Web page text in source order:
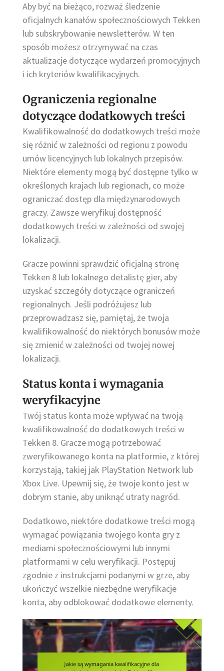
Aby być na bieżąco, rozważ śledzenie
oficjalnych kanałów społecznościowych Tekken
lub subskrybowanie newsletterów. W ten
sposób możesz otrzymywać na czas
aktualizacje dotyczące wydarzeń promocyjnych
i ich kryteriów kwalifikacyjnych.
Ograniczenia regionalne
dotyczące dodatkowych treści
Kwalifikowalność do dodatkowych treści może
się różnić w zależności od regionu z powodu
umów licencyjnych lub lokalnych przepisów.
Niektóre elementy mogą być dostępne tylko w
określonych krajach lub regionach, co może
ograniczać dostęp dla międzynarodowych
graczy. Zawsze weryfikuj dostępność
dodatkowych treści w zależności od swojej
lokalizacji.
Gracze powinni sprawdzić oficjalną stronę
Tekken 8 lub lokalnego detalistę gier, aby
uzyskać szczegóły dotyczące ograniczeń
regionalnych. Jeśli podróżujesz lub
przeprowadzasz się, pamiętaj, że twoja
kwalifikowalność do niektórych bonusów może
się zmienić w zależności od twojej nowej
lokalizacji.
Status konta i wymagania
weryfikacyjne
Twój status konta może wpływać na twoją
kwalifikowalność do dodatkowych treści w
Tekken 8. Gracze mogą potrzebować
zweryfikowanego konta na platformie, z której
korzystają, takiej jak PlayStation Network lub
Xbox Live. Upewnij się, że twoje konto jest w
dobrym stanie, aby uniknąć utraty nagród.
Dodatkowo, niektóre dodatkowe treści mogą
wymagać powiązania twojego konta gry z
mediami społecznościowymi lub innymi
platformami w celu weryfikacji. Postępuj
zgodnie z instrukcjami podanymi w grze, aby
ukończyć wszelkie niezbędne weryfikacje
konta, aby odblokować dodatkowe elementy.